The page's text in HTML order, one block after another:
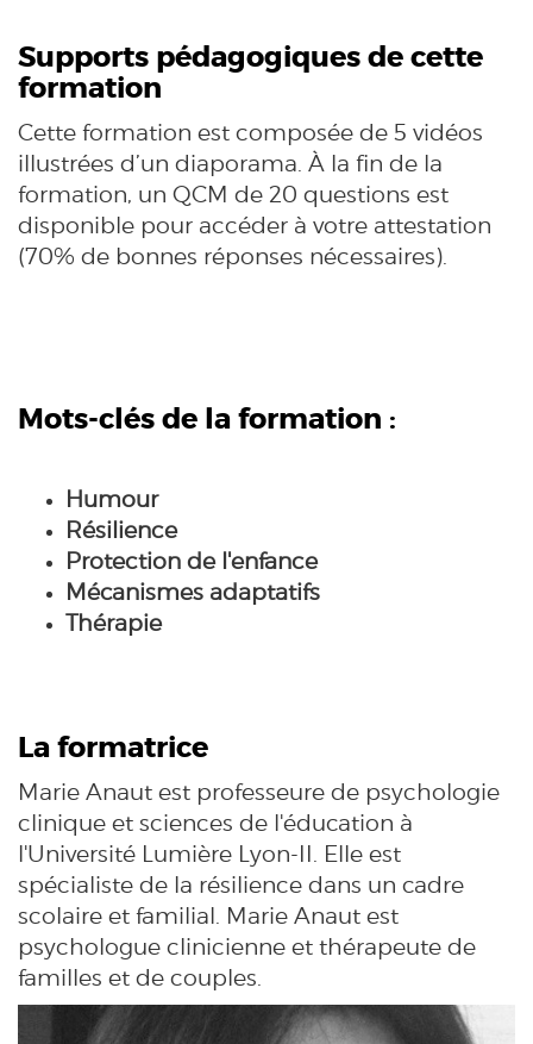
Supports pédagogiques de cette
formation
Cette formation est composée de 5 vidéos
illustrées d’un diaporama. À la fin de la
formation, un QCM de 20 questions est
disponible pour accéder à votre attestation
(70% de bonnes réponses nécessaires).
Mots-clés de la formation :
Humour
Résilience
Protection de l'enfance
Mécanismes adaptatifs
Thérapie
La formatrice
Marie Anaut est professeure de psychologie
clinique et sciences de l'éducation à
l'Université Lumière Lyon-II. Elle est
spécialiste de la résilience dans un cadre
scolaire et familial. Marie Anaut est
psychologue clinicienne et thérapeute de
familles et de couples.